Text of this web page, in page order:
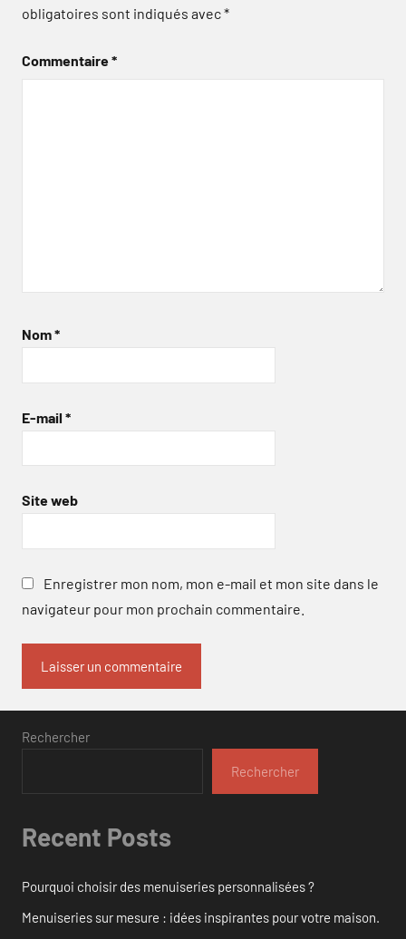
obligatoires sont indiqués avec*
Commentaire*
Nom*
E-mail *
Site web
Enregistrer mon nom, mon e-mail et mon site dans le
navigateur pour mon prochain commentaire.
Rechercher
Rechercher
Recent Posts
Pourquoi choisir des menuiseries personnalisées ?
Menuiseries sur mesure : idées inspirantes pour votre maison.